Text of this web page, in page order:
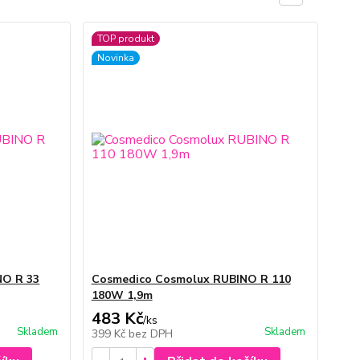
R 33
Skladem
TOP produkt
Novinka
Cosmedico Cosmolux RUBINO R 110
180W 1,9m
483 Kč/ks
399 Kč bez DPH Skladem